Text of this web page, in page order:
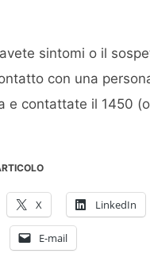
sintomi o il
con una
e contattate il 1450
X LinkedIn
E-mail